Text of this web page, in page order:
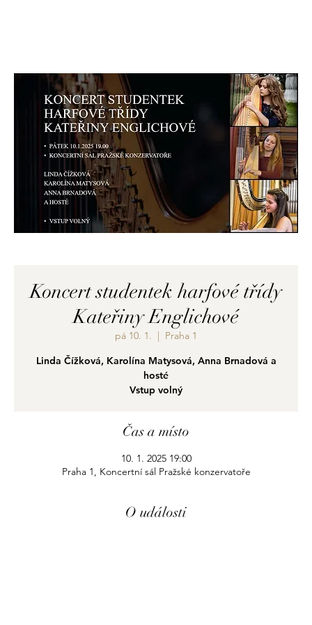
Koncert studentek harfové třídy
Kateřiny Englichové
pá 10. 1.
  |
Praha 1
Linda Čížková, Karolína Matysová, Anna Brnadová a
hosté
Vstup volný
Čas a místo
10. 1. 2025 19:00
Praha 1, Koncertní sál Pražské konzervatoře
O události